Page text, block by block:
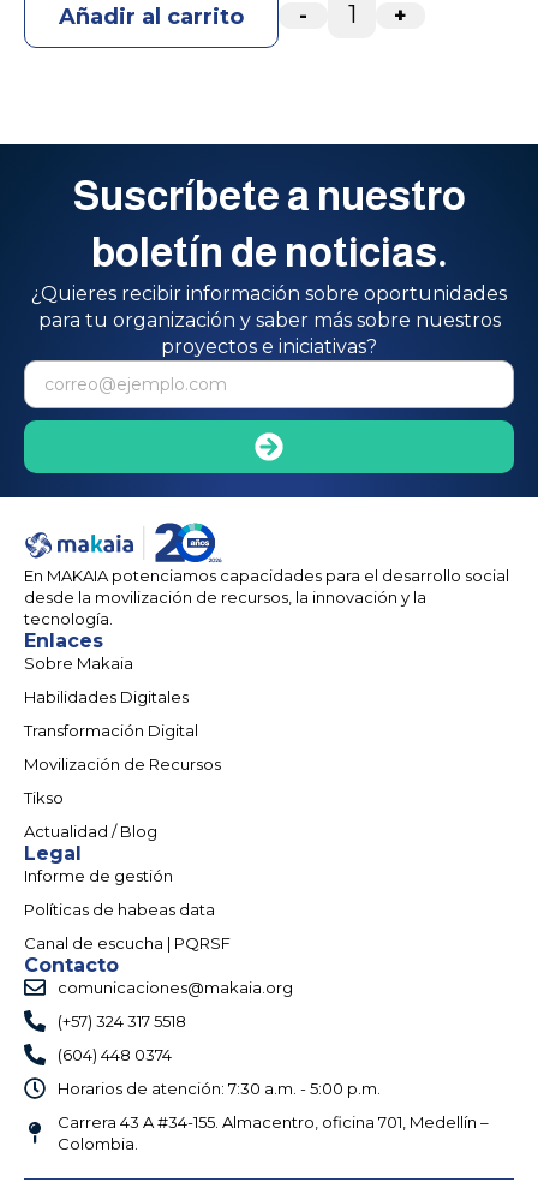
- +
Añadir al carrito
Suscríbete a nuestro
boletín de noticias.
¿Quieres recibir información sobre oportunidades
para tu organización y saber más sobre nuestros
proyectos e iniciativas?
En MAKAIA potenciamos capacidades para el desarrollo social
desde la movilización de recursos, la innovación y la
tecnología.
Enlaces
Sobre Makaia
Habilidades Digitales
Transformación Digital
Movilización de Recursos
Tikso
Actualidad / Blog
Legal
Informe de gestión
Políticas de habeas data
Canal de escucha | PQRSF
Contacto
comunicaciones@makaia.org
(+57) 324 317 5518
(604) 448 0374
Horarios de atención: 7:30 a.m. - 5:00 p.m.
Carrera 43 A #34-155. Almacentro, oficina 701, Medellín –
Colombia.